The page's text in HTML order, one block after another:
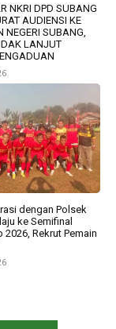
NKRI DPD SUBANG
AUDIENSI KE
NEGERI SUBANG,
LANJUT
dengan Polsek
ke Semifinal
2026, Rekrut Pemain